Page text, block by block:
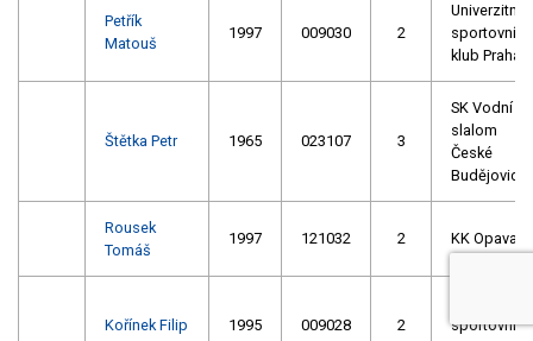
Petřík
Matouš
1997 009030 2
Univerzitní
sportovní
klub Praha
Štětka Petr 1965 023107 3
SK Vodní
slalom
České
Budějovice
Rousek
Tomáš
1997 121032 2 KK Opava
Kořínek Filip 1995 009028 2
sportovní